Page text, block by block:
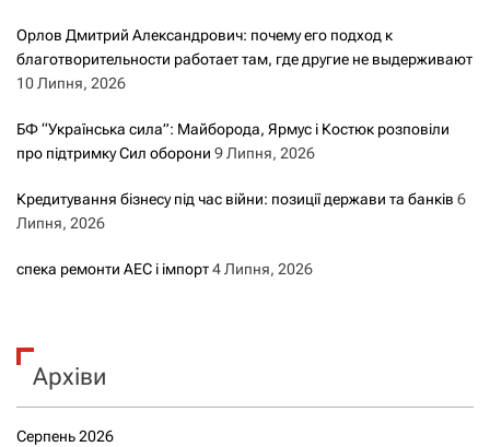
а
м
и
Орлов Дмитрий Александрович: почему его подход к
благотворительности работает там, где другие не выдерживают
10 Липня, 2026
БФ “Українська сила”: Майборода, Ярмус і Костюк розповіли
про підтримку Сил оборони 9 Липня, 2026
Кредитування бізнесу під час війни: позиції держави та банків 6
Липня, 2026
спека ремонти АЕС і імпорт4 Липня, 2026
Архіви
Серпень 2026